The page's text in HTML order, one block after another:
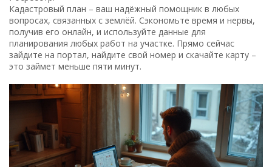
Кадастровый план – ваш надёжный помощник в любых
вопросах, связанных с землёй. Сэкономьте время и нервы,
получив его онлайн, и используйте данные для
планирования любых работ на участке. Прямо сейчас
зайдите на портал, найдите свой номер и скачайте карту –
это займет меньше пяти минут.